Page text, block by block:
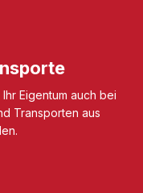
Eigentum auch bei
Transporten aus